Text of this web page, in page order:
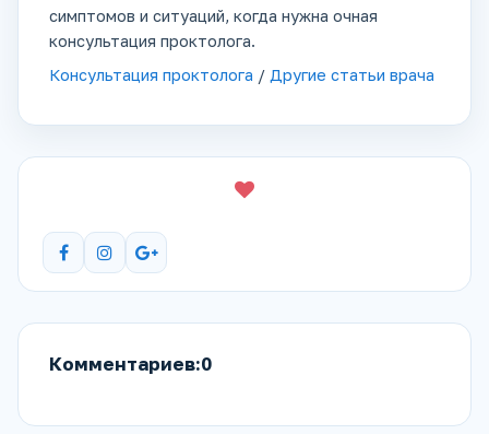
симптомов и ситуаций, когда нужна очная
консультация проктолога.
Консультация проктолога / Другие статьи врача
Комментариев:0